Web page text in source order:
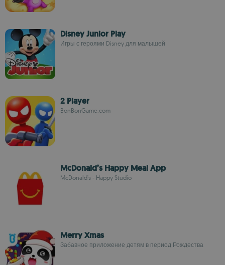
Disney Junior Play
Игры с героями Disney для малышей
2 Player
BonBonGame.com
McDonald’s Happy Meal App
McDonald's - Happy Studio
Merry Xmas
Забавное приложение детям в период Рождества